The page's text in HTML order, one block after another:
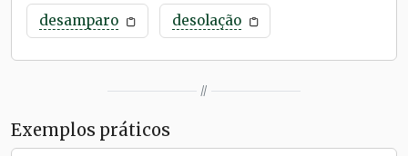
desamparo desolação
//
Exemplos práticos